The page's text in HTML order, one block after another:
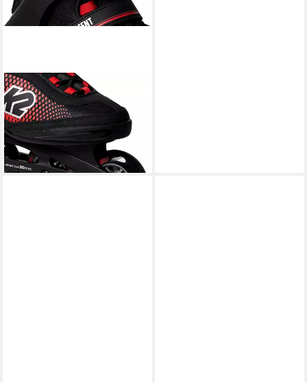
K2
Inlineskates K2 ASCENT 80
M Inline Skate black/red
(7)
ab 99,99 €
leider ausverkauft